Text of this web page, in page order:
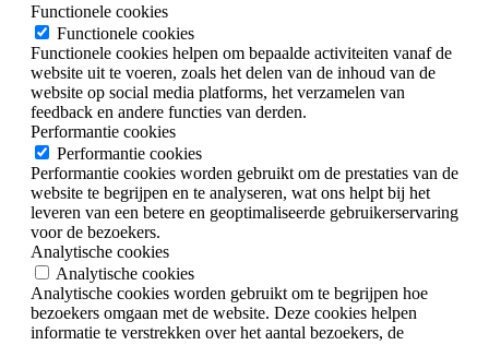
Functionele cookies
Functionele cookies
Functionele cookies helpen om bepaalde activiteiten vanaf de
website uit te voeren, zoals het delen van de inhoud van de
website op social media platforms, het verzamelen van
feedback en andere functies van derden.
Performantie cookies
Performantie cookies
Performantie cookies worden gebruikt om de prestaties van de
website te begrijpen en te analyseren, wat ons helpt bij het
leveren van een betere en geoptimaliseerde gebruikerservaring
voor de bezoekers.
Analytische cookies
Analytische cookies
Analytische cookies worden gebruikt om te begrijpen hoe
bezoekers omgaan met de website. Deze cookies helpen
informatie te verstrekken over het aantal bezoekers, de